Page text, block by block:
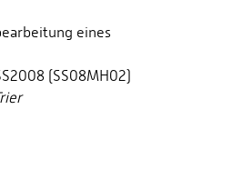
eines
(SS08MH02)